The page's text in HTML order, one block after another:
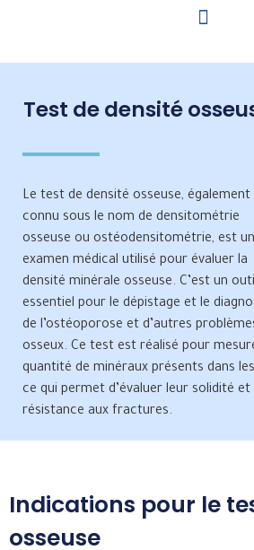
Test de densité
Le test de densité osseuse, également
connu sous le nom de densitométrie
osseuse ou ostéodensitométrie, est un
examen médical utilisé pour évaluer la
densité minérale osseuse. C’est un
essentiel pour le dépistage et le
de l’ostéoporose et d’autres
osseux. Ce test est réalisé pour
quantité de minéraux présents dans
ce qui permet d’évaluer leur solidité et
résistance aux fractures.
Indications pour le
osseuse